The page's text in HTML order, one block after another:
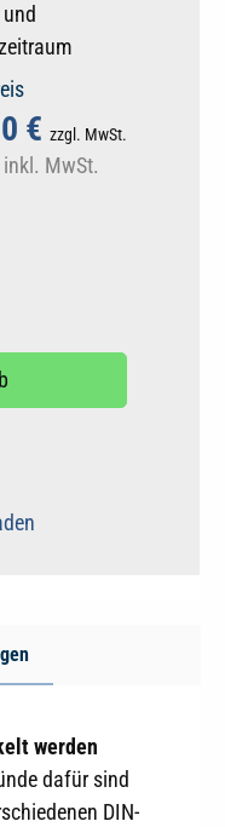
€ zzgl. MwSt.
inkl. MwSt.
werden
dafür sind
DIN-